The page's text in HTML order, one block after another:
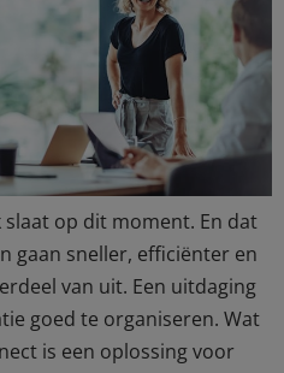
op dit moment. En dat
gaan sneller, efficiënter en
van uit. Een uitdaging
goed te organiseren. Wat
is een oplossing voor